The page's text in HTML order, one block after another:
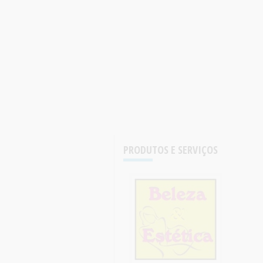
PRODUTOS E SERVIÇOS